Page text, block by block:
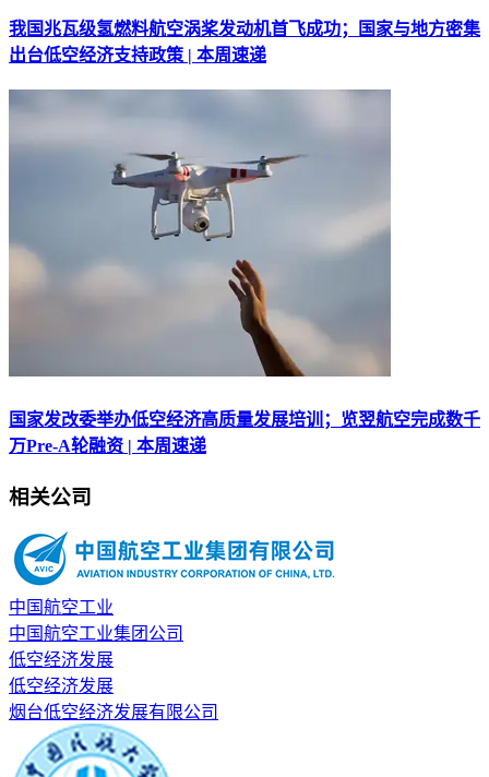
我国兆瓦级氢燃料航空涡桨发动机首飞成功；国家与地方密集
出台低空经济支持政策 | 本周速递
国家发改委举办低空经济高质量发展培训；览翌航空完成数千
万Pre-A轮融资 | 本周速递
相关公司
中国航空工业
中国航空工业集团公司
低空经济发展
低空经济发展
烟台低空经济发展有限公司